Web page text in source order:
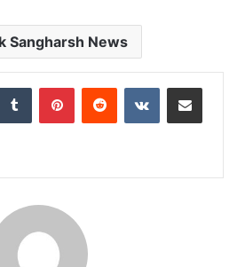
Sangharsh News
Tumblr PinterestReddit VKontakteShare via Email